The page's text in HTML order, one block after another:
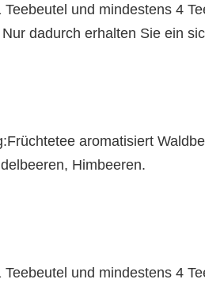
und mindestens 4
dadurch erhalten Sie ein
aromatisiert
Himbeeren.
und mindestens 4